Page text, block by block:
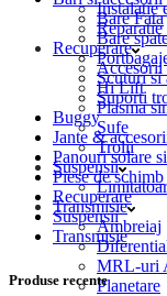
Instalatie
Reparatie
Recuperare
Accesorii
Hi Lift
Plasma
Sufe
Trolii
Suspensii
Transmisie
Ambreiaj
MRL-uri
Planetare
Bare Fata
Bare
Scuturi si
Suporti
Buggy
Jante &
Panouri solare
Piese de schimb
Recuperare
Suspensii
Transmisie
Produse recente